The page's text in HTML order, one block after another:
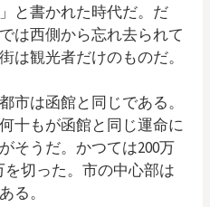
と書かれた時代だ。だ
は西側から忘れ去られて
は観光者だけのものだ。
市は函館と同じである。
十もが函館と同じ運命に
そうだ。かつては200万
を切った。市の中心部は
る。